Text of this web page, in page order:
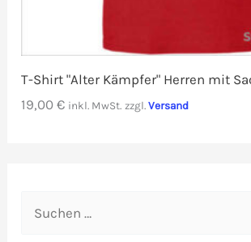
T-Shirt "Alter Kämpfer" Herren mit
19,00€ inkl. MwSt. zzgl.Versand